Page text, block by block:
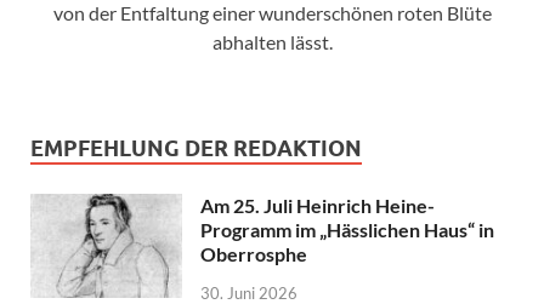
von der Entfaltung einer wunderschönen roten Blüte
abhalten lässt.
EMPFEHLUNG DER REDAKTION
Am 25. Juli Heinrich Heine-
Programm im „Hässlichen Haus“ in
Oberrosphe
30. Juni 2026